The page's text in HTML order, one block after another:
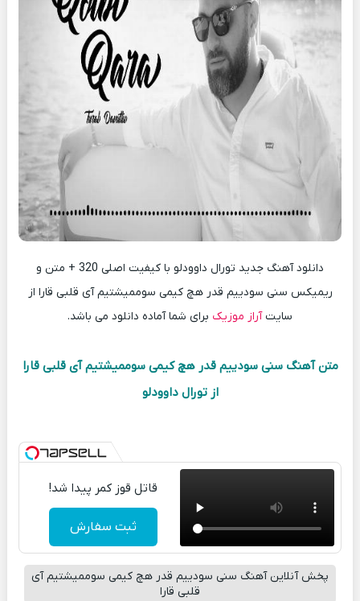
دانلود آهنگ جدید تورال داوودلو با کیفیت اصلی 320 + متن و
ریمیکس سنی سودییم قدر هچ کیمی سوممیشتیم آی قلبی قارا از
سایتآراز موزیک برای شما آماده دانلود می باشد.
متن آهنگ سنی سودییم قدر هچ کیمی سوممیشتیم آی قلبی قارا
از تورال داوودلو
قاتل قوز کمر پیدا شد!
ثبت سفارش
پخش آنلاین آهنگ سنی سودییم قدر هچ کیمی سوممیشتیم آی
قلبی قارا